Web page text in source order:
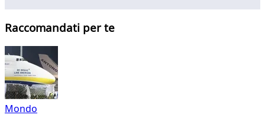
Raccomandati per te
Mondo